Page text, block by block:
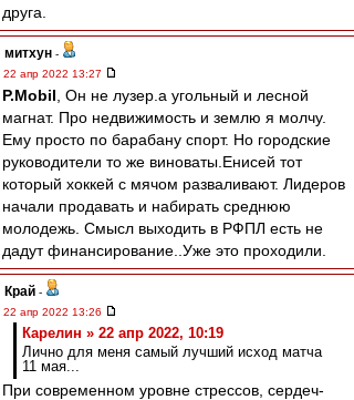
друга.
митхун -
22 апр 2022 13:27
P.Mobil , Он не лузер.а угольный и лесной
магнат. Про недвижимость и землю я молчу.
Ему просто по барабану спорт. Но городские
руководители то же виноваты.Енисей тот
который хоккей с мячом разваливают. Лидеров
начали продавать и набирать среднюю
молодежь. Смысл выходить в РФПЛ есть не
дадут финансирование..Уже это проходили.
Край -
22 апр 2022 13:26
Карелин » 22 апр 2022, 10:19
Лично для меня самый лучший исход матча
11 мая...
При современном уровне стрессов, сердеч-